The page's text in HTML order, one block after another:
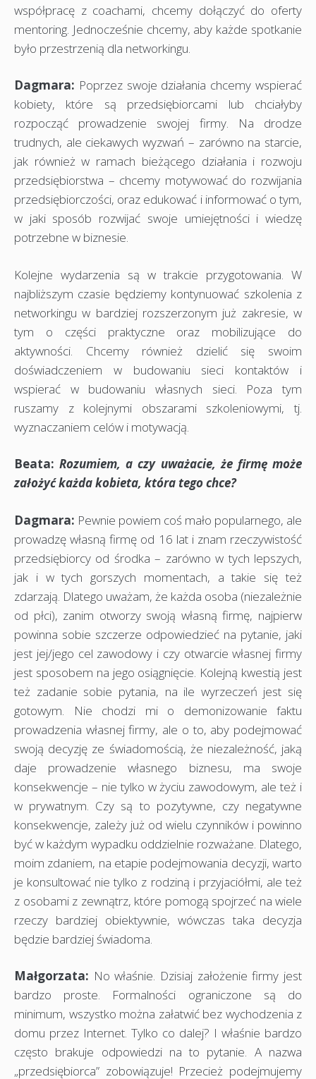
współpracę z coachami, chcemy dołączyć do oferty
mentoring. Jednocześnie chcemy, aby każde spotkanie
było przestrzenią dla networkingu.
Dagmara: Poprzez swoje działania chcemy wspierać
kobiety, które są przedsiębiorcami lub chciałyby
rozpocząć prowadzenie swojej firmy. Na drodze
trudnych, ale ciekawych wyzwań – zarówno na starcie,
jak również w ramach bieżącego działania i rozwoju
przedsiębiorstwa – chcemy motywować do rozwijania
przedsiębiorczości, oraz edukować i informować o tym,
w jaki sposób rozwijać swoje umiejętności i wiedzę
potrzebne w biznesie.
Kolejne wydarzenia są w trakcie przygotowania. W
najbliższym czasie będziemy kontynuować szkolenia z
networkingu w bardziej rozszerzonym już zakresie, w
tym o części praktyczne oraz mobilizujące do
aktywności. Chcemy również dzielić się swoim
doświadczeniem w budowaniu sieci kontaktów i
wspierać w budowaniu własnych sieci. Poza tym
ruszamy z kolejnymi obszarami szkoleniowymi, tj.
wyznaczaniem celów i motywacją.
Beata:Rozumiem, a czy uważacie, że firmę może
założyć każda kobieta, która tego chce?
Dagmara: Pewnie powiem coś mało popularnego, ale
prowadzę własną firmę od 16 lat i znam rzeczywistość
przedsiębiorcy od środka – zarówno w tych lepszych,
jak i w tych gorszych momentach, a takie się też
zdarzają. Dlatego uważam, że każda osoba (niezależnie
od płci), zanim otworzy swoją własną firmę, najpierw
powinna sobie szczerze odpowiedzieć na pytanie, jaki
jest jej/jego cel zawodowy i czy otwarcie własnej firmy
jest sposobem na jego osiągnięcie. Kolejną kwestią jest
też zadanie sobie pytania, na ile wyrzeczeń jest się
gotowym. Nie chodzi mi o demonizowanie faktu
prowadzenia własnej firmy, ale o to, aby podejmować
swoją decyzję ze świadomością, że niezależność, jaką
daje prowadzenie własnego biznesu, ma swoje
konsekwencje – nie tylko w życiu zawodowym, ale też i
w prywatnym. Czy są to pozytywne, czy negatywne
konsekwencje, zależy już od wielu czynników i powinno
być w każdym wypadku oddzielnie rozważane. Dlatego,
moim zdaniem, na etapie podejmowania decyzji, warto
je konsultować nie tylko z rodziną i przyjaciółmi, ale też
z osobami z zewnątrz, które pomogą spojrzeć na wiele
rzeczy bardziej obiektywnie, wówczas taka decyzja
będzie bardziej świadoma.
Małgorzata: No właśnie. Dzisiaj założenie firmy jest
bardzo proste. Formalności ograniczone są do
minimum, wszystko można załatwić bez wychodzenia z
domu przez Internet. Tylko co dalej? I właśnie bardzo
często brakuje odpowiedzi na to pytanie. A nazwa
„przedsiębiorca” zobowiązuje! Przecież podejmujemy